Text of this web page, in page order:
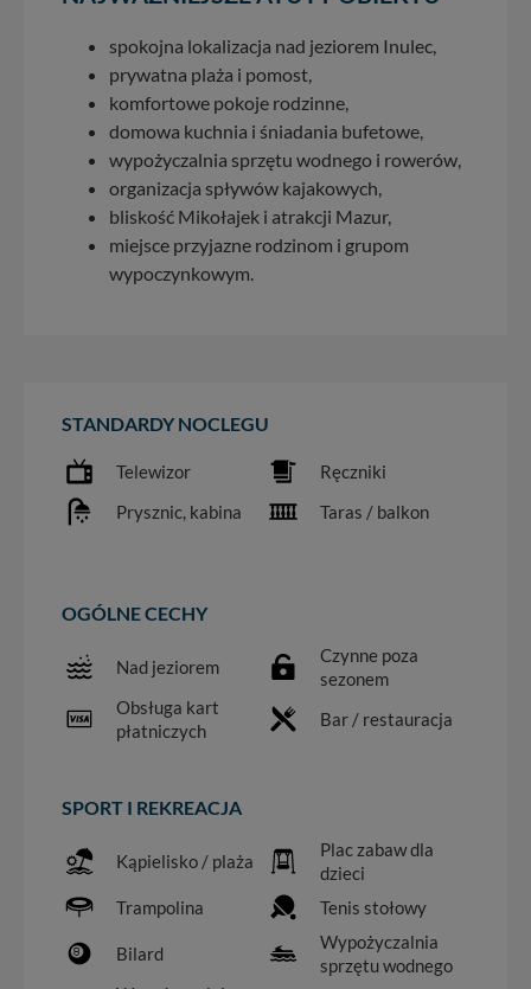
spokojna lokalizacja nad jeziorem Inulec,
prywatna plaża i pomost,
komfortowe pokoje rodzinne,
domowa kuchnia i śniadania bufetowe,
wypożyczalnia sprzętu wodnego i rowerów,
organizacja spływów kajakowych,
bliskość Mikołajek i atrakcji Mazur,
miejsce przyjazne rodzinom i grupom
wypoczynkowym.
STANDARDY NOCLEGU
Telewizor
Ręczniki
Prysznic, kabina
Taras / balkon
OGÓLNE CECHY
Nad jeziorem
Czynne poza
sezonem
Obsługa kart
płatniczych
Bar / restauracja
SPORT I REKREACJA
Kąpielisko / plaża
Plac zabaw dla
dzieci
Trampolina
Tenis stołowy
Bilard
Wypożyczalnia
sprzętu wodnego